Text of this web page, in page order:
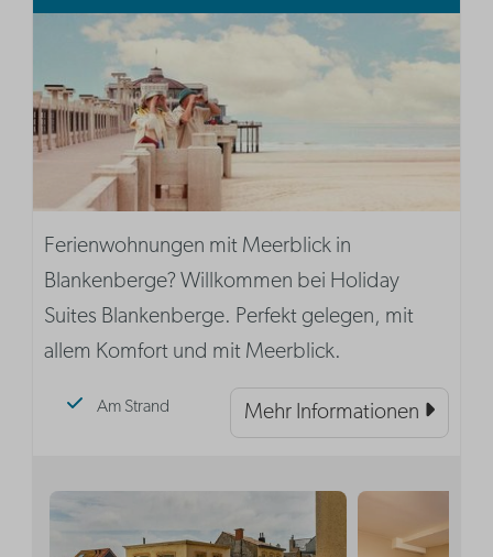
Ferienwohnungen mit Meerblick in
Blankenberge? Willkommen bei Holiday
Suites Blankenberge. Perfekt gelegen, mit
allem Komfort und mit Meerblick.
Am Strand Mehr Informationen